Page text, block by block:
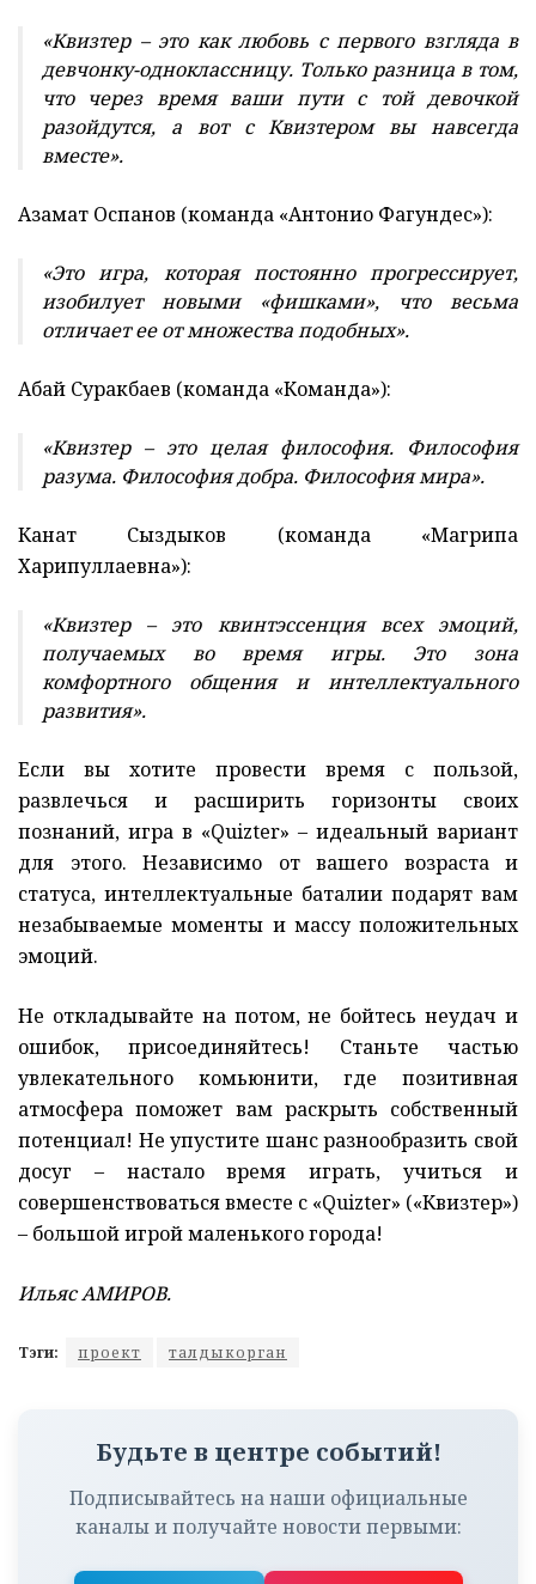
«Квизтер – это как любовь с первого взгляда в
девчонку-одноклассницу. Только разница в том,
что через время ваши пути с той девочкой
разойдутся, а вот с Квизтером вы навсегда
вместе».
Азамат Оспанов (команда «Антонио Фагундес»):
«Это игра, которая постоянно прогрессирует,
изобилует новыми «фишками», что весьма
отличает ее от множества подобных».
Абай Суракбаев (команда «Команда»):
«Квизтер – это целая философия. Философия
разума. Философия добра. Философия мира».
Канат Сыздыков (команда «Магрипа
Харипуллаевна»):
«Квизтер – это квинтэссенция всех эмоций,
получаемых во время игры. Это зона
комфортного общения и интеллектуального
развития».
Если вы хотите провести время с пользой,
развлечься и расширить горизонты своих
познаний, игра в «Quizter» – идеальный вариант
для этого. Независимо от вашего возраста и
статуса, интеллектуальные баталии подарят вам
незабываемые моменты и массу положительных
эмоций.
Не откладывайте на потом, не бойтесь неудач и
ошибок, присоединяйтесь! Станьте частью
увлекательного комьюнити, где позитивная
атмосфера поможет вам раскрыть собственный
потенциал! Не упустите шанс разнообразить свой
досуг – настало время играть, учиться и
совершенствоваться вместе с «Quizter» («Квизтер»)
– большой игрой маленького города!
Ильяс АМИРОВ.
Тэги: проект талдыкорган
Будьте в центре событий!
Подписывайтесь на наши официальные
каналы и получайте новости первыми: